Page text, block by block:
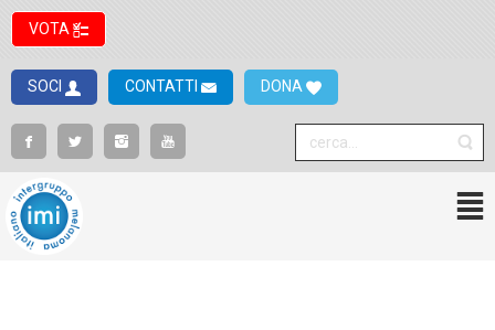
VOTA
SOCI CONTATTI DONA